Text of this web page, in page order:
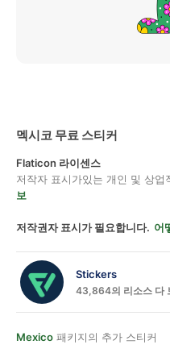
멕시코 무료 스티커
Flaticon 라이센스
저작자 표시가있는 개인 및 상업
보
저작권자 표시가 필요합니다. 어
Stickers
43,864의 리소스 다
Mexico 패키지의 추가 스티커